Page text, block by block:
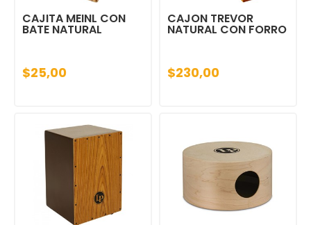
CAJITA MEINL CON
BATE NATURAL
$25,00
CAJON TREVOR
NATURAL CON FORRO
$230,00